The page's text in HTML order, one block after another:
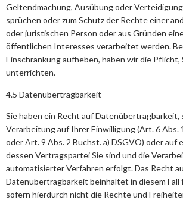
Geltendmachung, Ausübung oder
sprüchen oder zum Schutz der Rechte einer
oder juristischen Person oder aus Gründen
öffentlichen Interesses verarbeitet werden.
Einschränkung aufheben, haben wir die Pflicht,
unterrichten.
4.5 Datenübertragbarkeit
Sie haben ein Recht auf Datenübertragbarkeit,
Verarbeitung auf Ihrer Einwilligung (Art. 6 Abs.
oder Art. 9 Abs. 2 Buchst. a) DSGVO) oder auf
dessen Vertragspartei Sie sind und die
automatisierter Verfahren erfolgt. Das Recht
Datenübertragbarkeit beinhaltet in diesem Fall
sofern hierdurch nicht die Rechte und